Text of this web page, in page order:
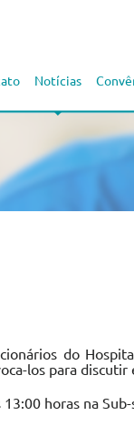
Notícias
do
los para
horas na